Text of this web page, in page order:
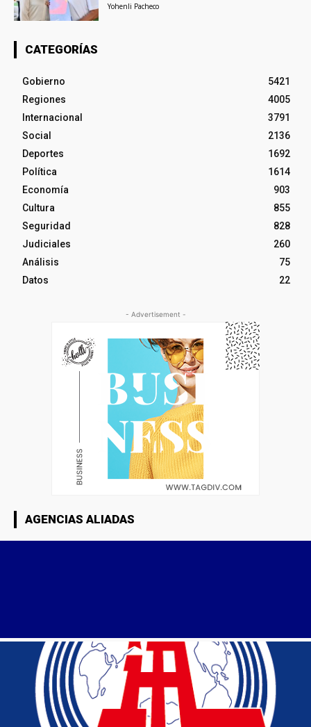
Yohenli Pacheco
CATEGORÍAS
Gobierno
5421
Regiones
4005
Internacional
3791
Social
2136
Deportes
1692
Política
1614
Economía
903
Cultura
855
Seguridad
828
Judiciales
260
Análisis
75
Datos
22
- Advertisement -
AGENCIAS ALIADAS